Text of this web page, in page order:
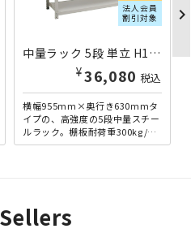
法人会員
割引対象
中量ラック 5段 単立 H1800×W955×D630 3MS6360-5 | 613203
¥36,080 税込
横幅955mm×奥行き630mmタ
イプの、高強度の5段中量スチー
ルラック。棚板耐荷重300kg/段
を誇り、重量物の多い工場や配
chevron_right